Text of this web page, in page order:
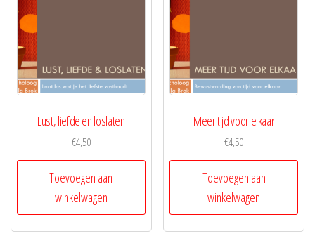
Lust, liefde en loslaten
€4,50
Toevoegen aan
winkelwagen
Meer tijd voor elkaar
€4,50
Toevoegen aan
winkelwagen